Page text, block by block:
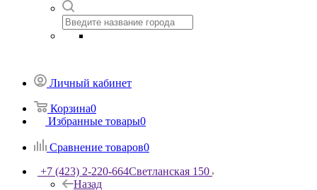
Личный кабинет
Корзина0
Избранные товары0
Сравнение товаров0
+7 (423) 2-220-664Светланская 150
Назад